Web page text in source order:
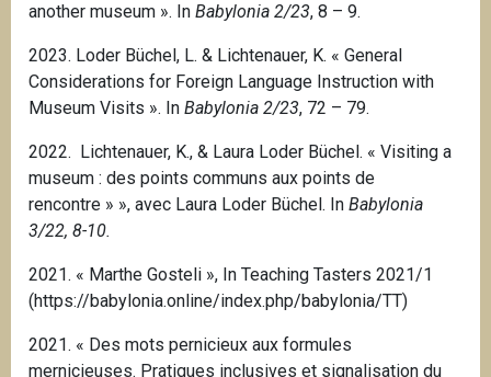
another museum ». In Babylonia 2/23, 8 – 9.
2023. Loder Büchel, L. & Lichtenauer, K. « General
Considerations for Foreign Language Instruction with
Museum Visits ». In Babylonia 2/23, 72 – 79.
2022. Lichtenauer, K., & Laura Loder Büchel. « Visiting a
museum : des points communs aux points de
rencontre » », avec Laura Loder Büchel. In Babylonia
3/22, 8-10.
2021. « Marthe Gosteli », In Teaching Tasters 2021/1
(https://babylonia.online/index.php/babylonia/TT)
2021. « Des mots pernicieux aux formules
mernicieuses. Pratiques inclusives et signalisation du